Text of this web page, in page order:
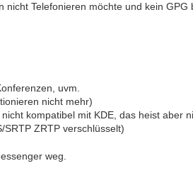
Telefonieren möchte und kein GPG
uvm.
nicht mehr)
kompatibel mit KDE, das heist aber
ZRTP verschlüsselt)
weg.